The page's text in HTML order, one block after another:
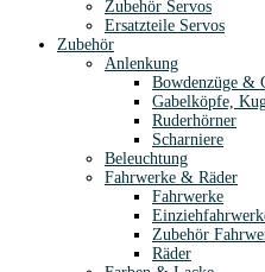
Zubehör Servos
Ersatzteile Servos
Zubehör
Anlenkung
Bowdenzüge &
Gabelköpfe,
Ruderhörner
Scharniere
Beleuchtung
Fahrwerke & Räder
Fahrwerke
Zubehör
Räder